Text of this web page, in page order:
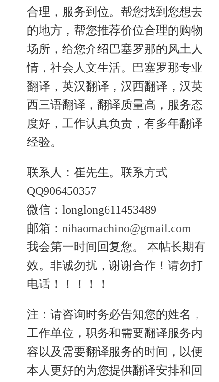
合理，服务到位。帮您找到您想去
的地方，帮您推荐价位合理的购物
场所，给您介绍巴塞罗那的风土人
情，社会人文生活。巴塞罗那专业
翻译，英汉翻译，汉西翻译，汉英
西三语翻译，翻译质量高，服务态
度好，工作认真负责，有多年翻译
经验。
联系人：崔先生。联系方式
QQ906450357
微信：longlong611453489
邮箱： nihaomachino@gmail.com
我会第一时间回复您。 本帖长期有
效。非诚勿扰，谢谢合作！请勿打
电话！！！！！
注：请咨询时务必告知您的姓名，
工作单位，职务和需要翻译服务内
容以及需要翻译服务的时间，以便
本人更好的为您提供翻译安排和回